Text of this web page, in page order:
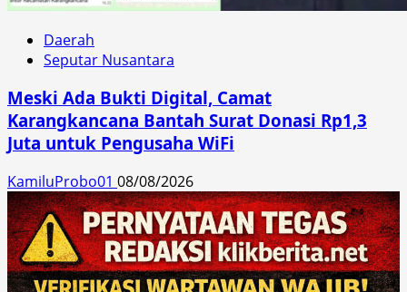
Daerah
Seputar Nusantara
Meski Ada Bukti Digital, Camat
Karangkancana Bantah Surat Donasi Rp1,3
Juta untuk Pengusaha WiFi
KamiluProbo01 08/08/2026